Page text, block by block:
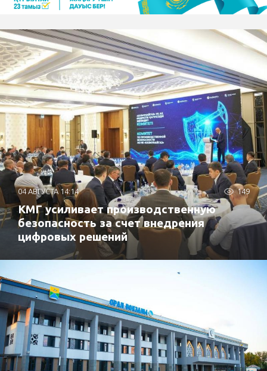
149
04 АВГУСТА 14:14
КМГ усиливает производственную
безопасность за счет внедрения
цифровых решений